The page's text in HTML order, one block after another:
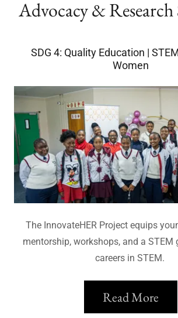
Advocacy &
SDG 4: Quality Education |
Women
The InnovateHER Project equips
mentorship, workshops, and a STEM
careers in STEM.
Read More